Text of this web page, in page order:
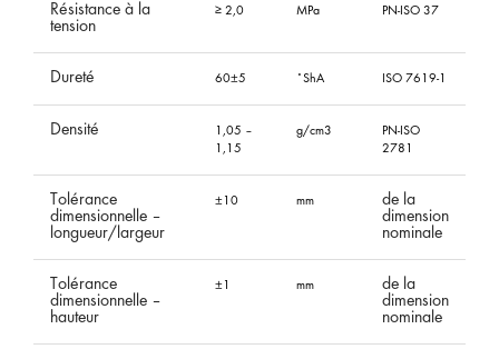
Résistance à la
tension
≥ 2,0 MPa PN-ISO 37
Dureté 60±5 ˚ShA ISO 7619-1
Densité 1,05 –
1,15
g/cm3
PN-ISO
2781
Tolérance
dimensionnelle –
longueur/largeur
±10 mm de la
dimension
nominale
Tolérance
dimensionnelle –
hauteur
±1 mm de la
dimension
nominale